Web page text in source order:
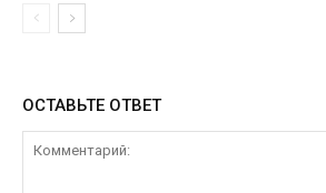
ОСТАВЬТЕ ОТВЕТ